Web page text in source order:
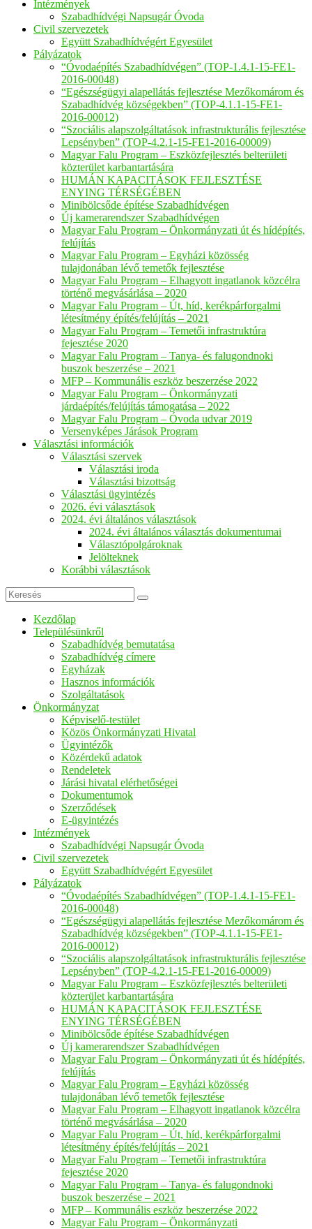
Intézmények
Szabadhídvégi Napsugár Óvoda
Civil szervezetek
Együtt Szabadhídvégért Egyesület
Pályázatok
“Óvodaépítés Szabadhídvégen” (TOP-1.4.1-15-FE1-
2016-00048)
“Egészségügyi alapellátás fejlesztése Mezőkomárom és
Szabadhídvég községekben” (TOP-4.1.1-15-FE1-
2016-00012)
“Szociális alapszolgáltatások infrastrukturális fejlesztése
Lepsényben” (TOP-4.2.1-15-FE1-2016-00009)
Magyar Falu Program – Eszközfejlesztés belterületi
közterület karbantartására
HUMÁN KAPACITÁSOK FEJLESZTÉSE
ENYING TÉRSÉGÉBEN
Minibölcsőde építése Szabadhídvégen
Új kamerarendszer Szabadhídvégen
Magyar Falu Program – Önkormányzati út és hídépítés,
felújítás
Magyar Falu Program – Egyházi közösség
tulajdonában lévő temetők fejlesztése
Magyar Falu Program – Elhagyott ingatlanok közcélra
történő megvásárlása – 2020
Magyar Falu Program – Út, híd, kerékpárforgalmi
létesítmény építés/felújítás – 2021
Magyar Falu Program – Temetői infrastruktúra
fejesztése 2020
Magyar Falu Program – Tanya- és falugondnoki
buszok beszerzése – 2021
MFP – Kommunális eszköz beszerzése 2022
Magyar Falu Program – Önkormányzati
járdaépítés/felújítás támogatása – 2022
Magyar Falu Program – Óvoda udvar 2019
Versenyképes Járások Program
Választási információk
Választási szervek
Választási iroda
Választási bizottság
Választási ügyintézés
2026. évi választások
2024. évi általános választások
2024. évi általános választás dokumentumai
Választópolgároknak
Jelölteknek
Korábbi választások
Keresés
Kezdőlap
Településünkről
Szabadhídvég bemutatása
Szabadhídvég címere
Egyházak
Hasznos információk
Szolgáltatások
Önkormányzat
Képviselő-testület
Közös Önkormányzati Hivatal
Ügyintézők
Közérdekű adatok
Rendeletek
Járási hivatal elérhetőségei
Dokumentumok
Szerződések
E-ügyintézés
Intézmények
Szabadhídvégi Napsugár Óvoda
Civil szervezetek
Együtt Szabadhídvégért Egyesület
Pályázatok
“Óvodaépítés Szabadhídvégen” (TOP-1.4.1-15-FE1-
2016-00048)
“Egészségügyi alapellátás fejlesztése Mezőkomárom és
Szabadhídvég községekben” (TOP-4.1.1-15-FE1-
2016-00012)
“Szociális alapszolgáltatások infrastrukturális fejlesztése
Lepsényben” (TOP-4.2.1-15-FE1-2016-00009)
Magyar Falu Program – Eszközfejlesztés belterületi
közterület karbantartására
HUMÁN KAPACITÁSOK FEJLESZTÉSE
ENYING TÉRSÉGÉBEN
Minibölcsőde építése Szabadhídvégen
Új kamerarendszer Szabadhídvégen
Magyar Falu Program – Önkormányzati út és hídépítés,
felújítás
Magyar Falu Program – Egyházi közösség
tulajdonában lévő temetők fejlesztése
Magyar Falu Program – Elhagyott ingatlanok közcélra
történő megvásárlása – 2020
Magyar Falu Program – Út, híd, kerékpárforgalmi
létesítmény építés/felújítás – 2021
Magyar Falu Program – Temetői infrastruktúra
fejesztése 2020
Magyar Falu Program – Tanya- és falugondnoki
buszok beszerzése – 2021
MFP – Kommunális eszköz beszerzése 2022
Magyar Falu Program – Önkormányzati